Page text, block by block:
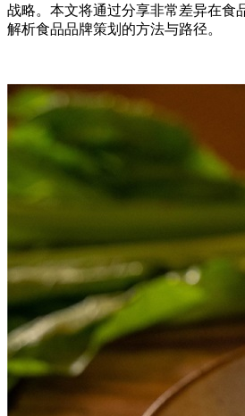
战略。本文将通过分享非常差异在食
解析食品品牌策划的方法与路径。